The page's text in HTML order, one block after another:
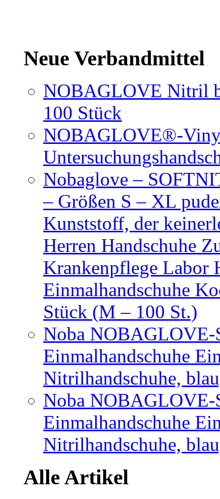
Neue Verbandmittel
NOBAGLOVE Nitril
100 Stück
NOBAGLOVE®-
Nobaglove –
– Größen S – XL
Kunststoff, der
Herren Handschuhe
Krankenpflege Labor
Einmalhandschuhe
Stück (M – 100 St.)
Noba
Einmalhandschuhe
Nitrilhandschuhe,
Noba
Einmalhandschuhe
Nitrilhandschuhe,
Alle Artikel